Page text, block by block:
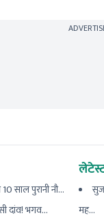
साल पुरानी नौ...
दांव! भगव...
मह...